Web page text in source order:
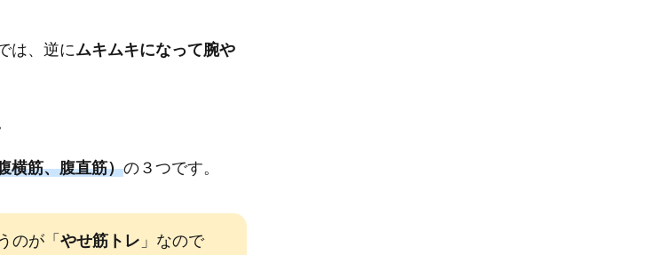
は、逆にムキムキになって腕や
横筋、腹直筋）の３つです。
のが「やせ筋トレ 」なので